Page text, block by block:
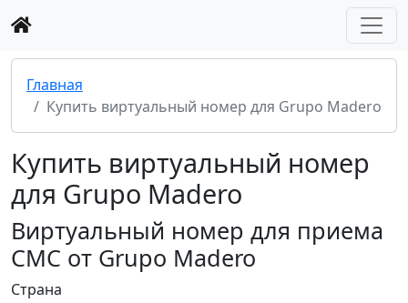
Главная
Купить виртуальный номер для Grupo Madero
Купить виртуальный номер
для Grupo Madero
Виртуальный номер для приема
СМС от Grupo Madero
Страна